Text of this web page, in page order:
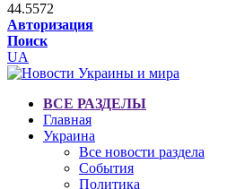
44.5572
Авторизация
Поиск
UA
ВСЕ РАЗДЕЛЫ
Главная
Украина
Все новости раздела
События
Политика